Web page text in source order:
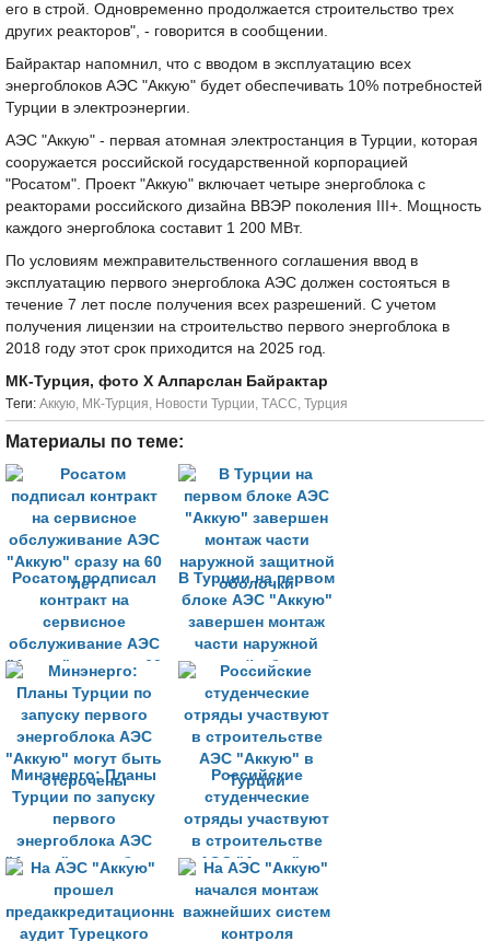
его в строй. Одновременно продолжается строительство трех
других реакторов", - говорится в сообщении.
Байрактар напомнил, что с вводом в эксплуатацию всех
энергоблоков АЭС "Аккую" будет обеспечивать 10% потребностей
Турции в электроэнергии.
АЭС "Аккую" - первая атомная электростанция в Турции, которая
сооружается российской государственной корпорацией
"Росатом". Проект "Аккую" включает четыре энергоблока с
реакторами российского дизайна ВВЭР поколения III+. Мощность
каждого энергоблока составит 1 200 МВт.
По условиям межправительственного соглашения ввод в
эксплуатацию первого энергоблока АЭС должен состояться в
течение 7 лет после получения всех разрешений. С учетом
получения лицензии на строительство первого энергоблока в
2018 году этот срок приходится на 2025 год.
МК-Турция, фото Х Алпарслан Байрактар
Tеги: Аккую, МК-Турция, Новости Турции, ТАСС, Турция
Материалы по теме:
Росатом подписал
контракт на
сервисное
обслуживание АЭС
"Аккую" сразу на 60
лет
В Турции на первом
блоке АЭС "Аккую"
завершен монтаж
части наружной
защитной оболочки
Минэнерго: Планы
Турции по запуску
первого
энергоблока АЭС
"Аккую" могут быть
отсрочены
Российские
студенческие
отряды участвуют
в строительстве
АЭС "Аккую" в
Турции